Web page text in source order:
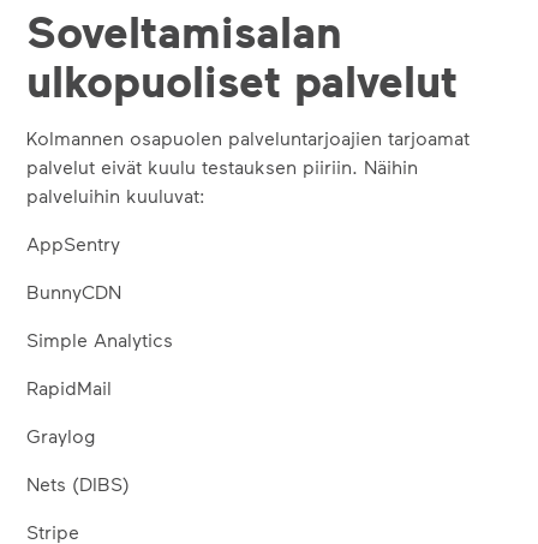
Soveltamisalan
ulkopuoliset palvelut
Kolmannen osapuolen palveluntarjoajien tarjoamat
palvelut eivät kuulu testauksen piiriin. Näihin
palveluihin kuuluvat:
AppSentry
BunnyCDN
Simple Analytics
RapidMail
Graylog
Nets (DIBS)
Stripe